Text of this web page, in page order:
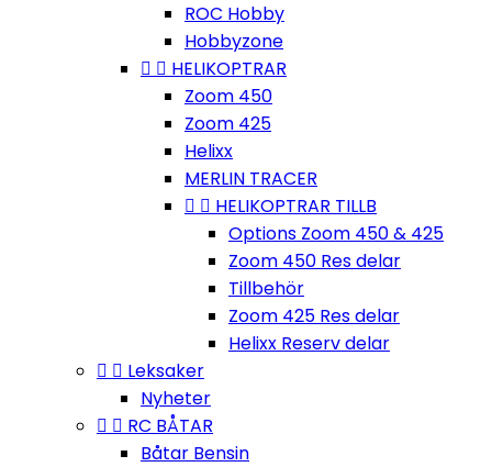
ROC Hobby
Hobbyzone
  HELIKOPTRAR
Zoom 450
Zoom 425
Helixx
MERLIN TRACER
  HELIKOPTRAR TILLB
Options Zoom 450 & 425
Zoom 450 Res delar
Tillbehör
Zoom 425 Res delar
Helixx Reserv delar
  Leksaker
Nyheter
  RC BÅTAR
Båtar Bensin